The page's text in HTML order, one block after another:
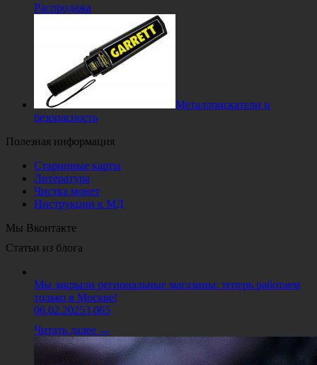
Распродажа
Металлоискатели и
безопасность
Полезная информация
Старинные карты
Литература
Чистка монет
Инструкции к МД
Мы Вконтакте
Статьи из блога
Мы закрыли региональные магазины: теперь работаем
только в Москве!
06.02.20253 065
Читать далее →